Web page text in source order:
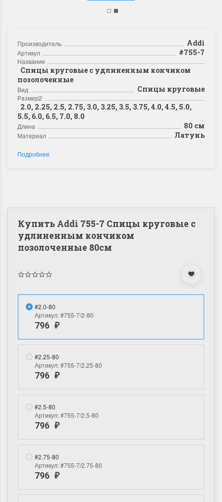
Производитель Addi
Артикул #755-7
Название
Спицы круговые с удлиненным кончиком
позолоченные
Вид Спицы круговые
Рaзмер2
2.0, 2.25, 2.5, 2.75, 3.0, 3.25, 3.5, 3.75, 4.0, 4.5, 5.0,
5.5, 6.0, 6.5, 7.0, 8.0
Длина 80 см
Материал Латунь
Подробнее
Купить Addi 755-7 Спицы круговые с
удлиненным кончиком
позолоченные 80см
#2.0-80
Артикул:#755-7/2-80
796 ₽
#2.25-80
Артикул:#755-7/2.25-80
796 ₽
#2.5-80
Артикул:#755-7/2.5-80
796 ₽
#2.75-80
Артикул:#755-7/2.75-80
796 ₽